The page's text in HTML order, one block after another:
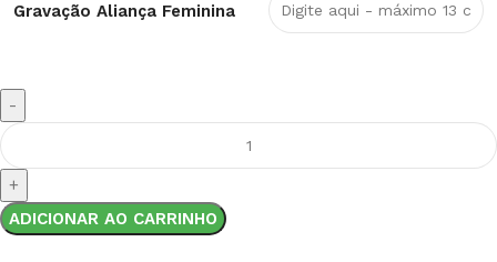
Gravação Aliança Feminina
ADICIONAR AO CARRINHO